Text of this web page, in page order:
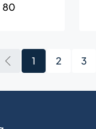
80
1 2 3